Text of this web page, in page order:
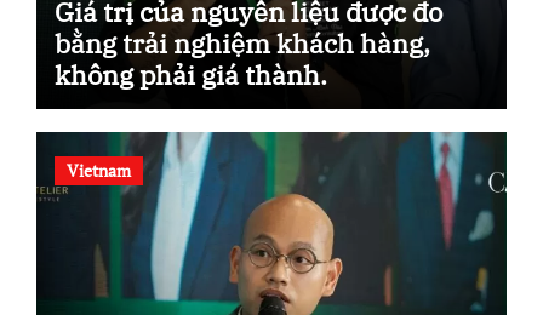
Giá trị của nguyên liệu được đo
bằng trải nghiệm khách hàng,
không phải giá thành.
Vietnam